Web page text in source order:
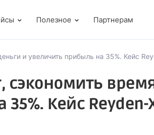
Полезное Партнерам
и увеличить прибыль на 35%. Кейс
сэкономить
Кейс Reyden-